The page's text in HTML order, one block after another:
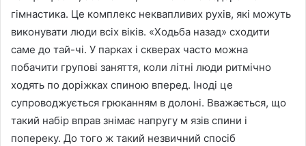
гімнастика. Це комплекс неквапливих рухів, які можуть
виконувати люди всіх віків. «Ходьба назад» сходити
саме до тай-чі. У парках і скверах часто можна
побачити групові заняття, коли літні люди ритмічно
ходять по доріжках спиною вперед. Іноді це
супроводжується грюканням в долоні. Вважається, що
такий набір вправ знімає напругу м язів спини і
попереку. До того ж такий незвичний спосіб